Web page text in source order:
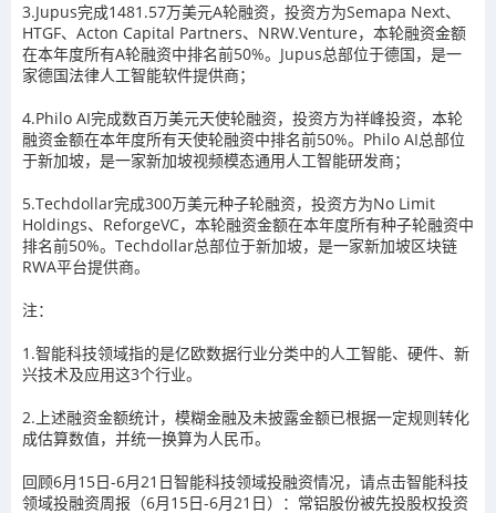
3.Jupus完成1481.57万美元A轮融资，投资方为Semapa Next、
HTGF、Acton Capital Partners、NRW.Venture，本轮融资金额
在本年度所有A轮融资中排名前50%。Jupus总部位于德国，是一
家德国法律人工智能软件提供商；
4.Philo AI完成数百万美元天使轮融资，投资方为祥峰投资，本轮
融资金额在本年度所有天使轮融资中排名前50%。Philo AI总部位
于新加坡，是一家新加坡视频模态通用人工智能研发商；
5.Techdollar完成300万美元种子轮融资，投资方为No Limit
Holdings、ReforgeVC，本轮融资金额在本年度所有种子轮融资中
排名前50%。Techdollar总部位于新加坡，是一家新加坡区块链
RWA平台提供商。
注：
1.智能科技领域指的是亿欧数据行业分类中的人工智能、硬件、新
兴技术及应用这3个行业。
2.上述融资金额统计，模糊金融及未披露金额已根据一定规则转化
成估算数值，并统一换算为人民币。
回顾6月15日-6月21日智能科技领域投融资情况，请点击智能科技
领域投融资周报（6月15日-6月21日）：常铝股份被先投股权投资